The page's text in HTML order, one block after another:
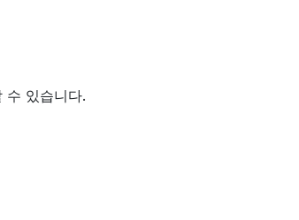
수 있습니다.